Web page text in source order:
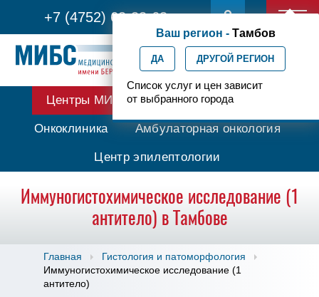
+7 (4752) 63-33-63
Ваш регион - Тамбов
ДА ДРУГОЙ РЕГИОН
Список услуг и цен зависит
от выбранного города
Центры МИБС Протонная терапия
Онкоклиника Амбулаторная онкология
Центр эпилептологии
Иммуногистохимическое исследование (1
антитело) в Тамбове
Главная
Гистология и патоморфология
Иммуногистохимическое исследование (1
антитело)